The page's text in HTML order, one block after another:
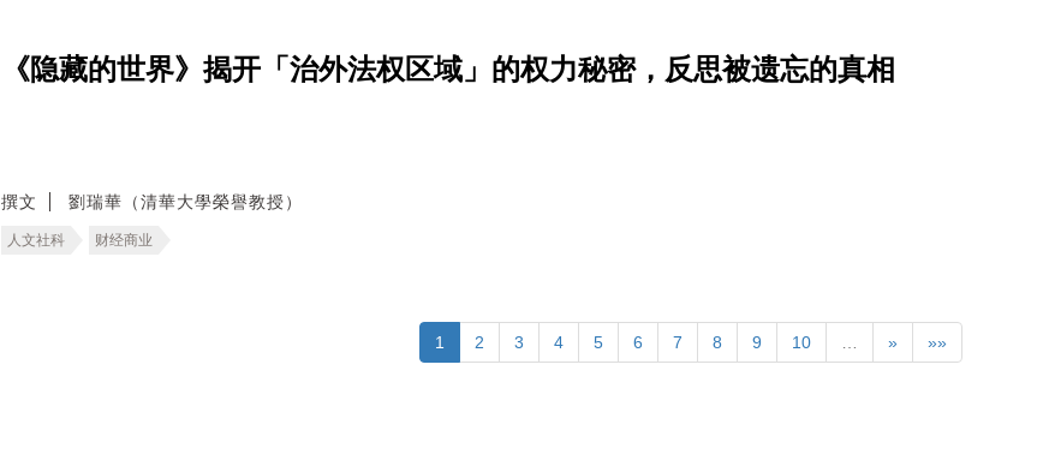
《隐藏的世界》揭开「治外法权区域」的权力秘密，反思被遗忘的真相
撰文 劉瑞華（清華大學榮譽教授）
人文社科 财经商业
1 2 3 4 5 6 7 8 9 10 … » »»